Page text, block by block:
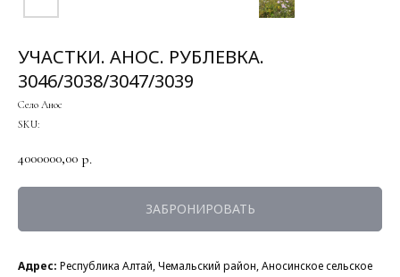
УЧАСТКИ. АНОС. РУБЛЕВКА.
3046/3038/3047/3039
Село Анос
SKU:
4000000,00 р.
ЗАБРОНИРОВАТЬ
Адрес: Республика Алтай, Чемальский район, Аносинское сельское